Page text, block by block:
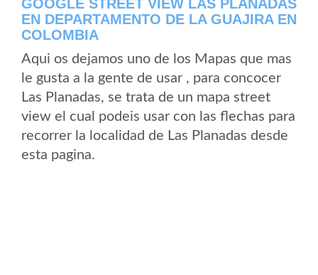
GOOGLE STREET VIEW LAS PLANADAS
EN DEPARTAMENTO DE LA GUAJIRA EN
COLOMBIA
Aqui os dejamos uno de los Mapas que mas
le gusta a la gente de usar , para concocer
Las Planadas, se trata de un mapa street
view el cual podeis usar con las flechas para
recorrer la localidad de Las Planadas desde
esta pagina.